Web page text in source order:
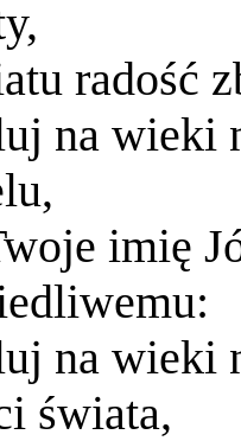
radość
na wieki
imię
na wieki
świata,